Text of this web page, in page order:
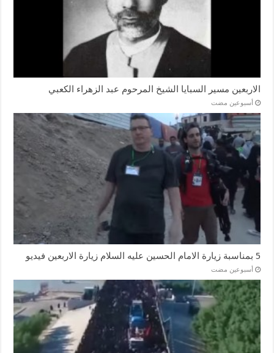
الاربعين مسير السبايا الشيخ المرحوم عبد الزهراء الكعبي
‏أسبوعين مضت
5 بمناسبة زيارة الامام الحسين عليه السلام زيارة الاربعين فيديو
‏أسبوعين مضت